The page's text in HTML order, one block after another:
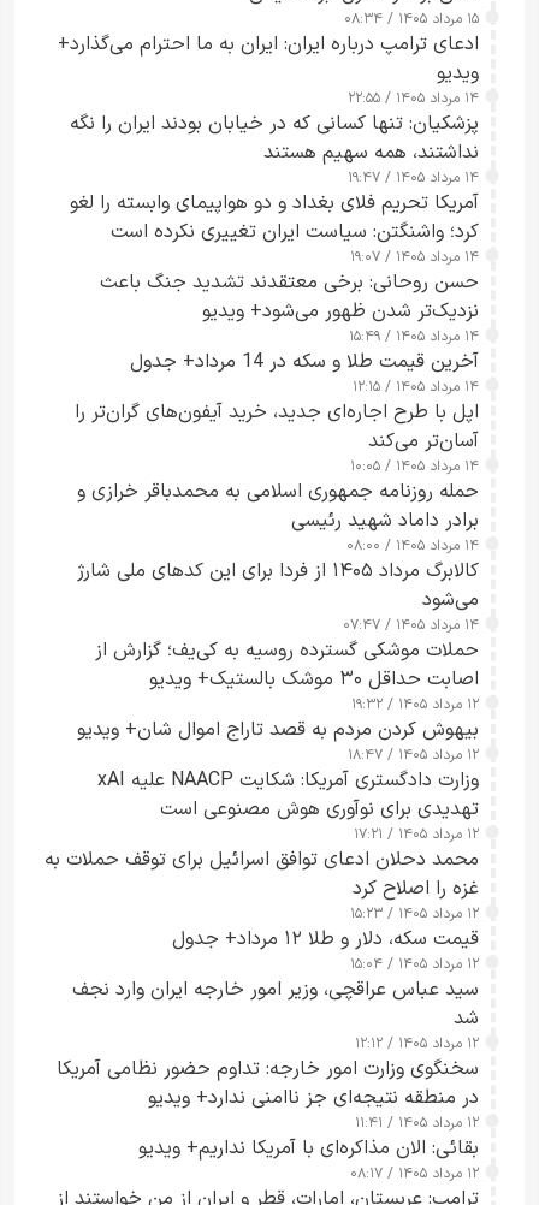
۱۵ مرداد ۱۴۰۵ / ۰۸:۳۴
ادعای ترامپ درباره ایران: ایران به ما احترام می‌گذارد+
ویدیو
۱۴ مرداد ۱۴۰۵ / ۲۲:۵۵
پزشکیان: تنها کسانی که در خیابان بودند ایران را نگه
نداشتند، همه سهیم هستند
۱۴ مرداد ۱۴۰۵ / ۱۹:۴۷
آمریکا تحریم فلای بغداد و دو هواپیمای وابسته را لغو
کرد؛ واشنگتن: سیاست ایران تغییری نکرده است
۱۴ مرداد ۱۴۰۵ / ۱۹:۰۷
حسن روحانی: برخی معتقدند تشدید جنگ باعث
نزدیک‌تر شدن ظهور می‌شود+ ویدیو
۱۴ مرداد ۱۴۰۵ / ۱۵:۴۹
آخرین قیمت طلا و سکه در 14 مرداد+ جدول
۱۴ مرداد ۱۴۰۵ / ۱۲:۱۵
اپل با طرح اجاره‌ای جدید، خرید آیفون‌های گران‌تر را
آسان‌تر می‌کند
۱۴ مرداد ۱۴۰۵ / ۱۰:۰۵
حمله روزنامه جمهوری اسلامی به محمدباقر خرازی و
برادر داماد شهید رئیسی
۱۴ مرداد ۱۴۰۵ / ۰۸:۰۰
کالابرگ مرداد ۱۴۰۵ از فردا برای این کدهای ملی شارژ
می‌شود
۱۴ مرداد ۱۴۰۵ / ۰۷:۴۷
حملات موشکی گسترده روسیه به کی‌یف؛ گزارش از
اصابت حداقل ۳۰ موشک بالستیک+ ویدیو
۱۲ مرداد ۱۴۰۵ / ۱۹:۳۲
بیهوش کردن مردم به قصد تاراج اموال شان+ ویدیو
۱۲ مرداد ۱۴۰۵ / ۱۸:۴۷
وزارت دادگستری آمریکا: شکایت NAACP علیه xAI
تهدیدی برای نوآوری هوش مصنوعی است
۱۲ مرداد ۱۴۰۵ / ۱۷:۲۱
محمد دحلان ادعای توافق اسرائیل برای توقف حملات به
غزه را اصلاح کرد
۱۲ مرداد ۱۴۰۵ / ۱۵:۲۳
قیمت سکه، دلار و طلا ۱۲ مرداد+ جدول
۱۲ مرداد ۱۴۰۵ / ۱۵:۰۴
سید عباس عراقچی، وزیر امور خارجه ایران وارد نجف
شد
۱۲ مرداد ۱۴۰۵ / ۱۲:۱۲
سخنگوی وزارت امور خارجه: تداوم حضور نظامی آمریکا
در منطقه نتیجه‌ای جز ناامنی ندارد+ ویدیو
۱۲ مرداد ۱۴۰۵ / ۱۱:۴۱
بقائی: الان مذاکره‌ای با آمریکا نداریم+ ویدیو
۱۲ مرداد ۱۴۰۵ / ۰۸:۱۷
ترامپ: عربستان، امارات، قطر و ایران از من خواستند از